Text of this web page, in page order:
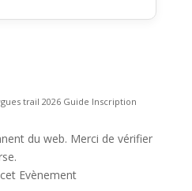
trail 2026 Guide Inscription
du web. Merci de vérifier
Evènement